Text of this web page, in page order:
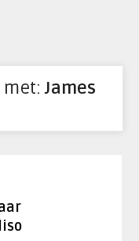
met: James